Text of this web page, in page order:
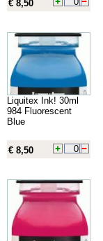
€ 8,50
Liquitex Ink! 30ml
984 Fluorescent
Blue
€ 8,50